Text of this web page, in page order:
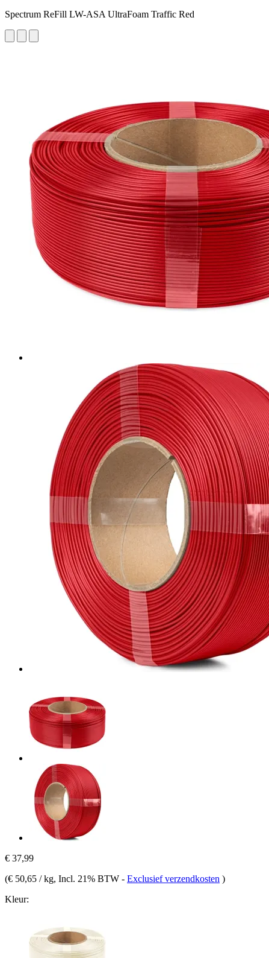
Spectrum ReFill LW-ASA UltraFoam Traffic Red
€ 37,99
(€ 50,65 / kg, Incl. 21% BTW - Exclusief verzendkosten )
Kleur: